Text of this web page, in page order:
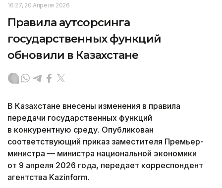
16:27, 20 Апреля 2026
Правила аутсорсинга
государственных функций
обновили в Казахстане
В Казахстане внесены изменения в правила
передачи государственных функций
в конкурентную среду. Опубликован
соответствующий приказ заместителя Премьер-
министра — министра национальной экономики
от 9 апреля 2026 года, передает корреспондент
агентства Kazinform.